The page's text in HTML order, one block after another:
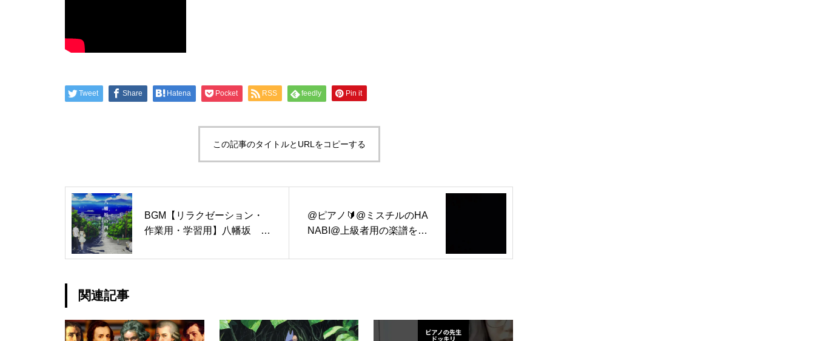
Tweet Share Hatena Pocket RSS feedly Pin it
この記事のタイトルとURLをコピーする
BGM【リラクゼーション・
作業用・学習用】八幡坂 ピ
@ピアノ🔰@ミスチルのHA
NABI@上級者用の楽譜を買
ジして頂いたヘ音記号の一部
関連記事